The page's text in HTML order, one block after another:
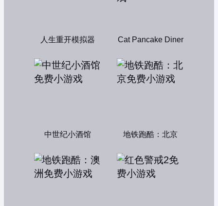
人生重开模拟器 Cat Pancake Diner
中世纪小酒馆 地铁跑酷：北京